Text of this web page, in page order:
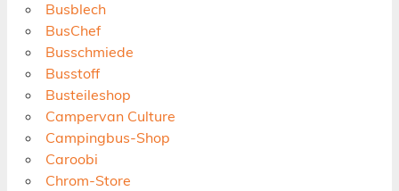
Busblech
BusChef
Busschmiede
Busstoff
Busteileshop
Campervan Culture
Campingbus-Shop
Caroobi
Chrom-Store